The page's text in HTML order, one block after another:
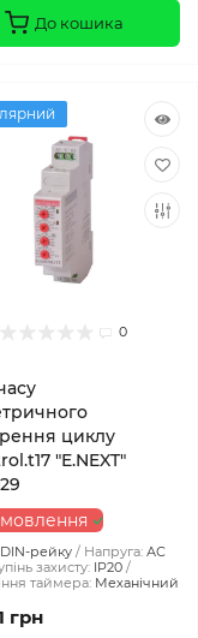
До кошика
0
циклу
"E.NEXT"
рейку Напруга: АС
захисту: IP20
таймера: Механічний
грн